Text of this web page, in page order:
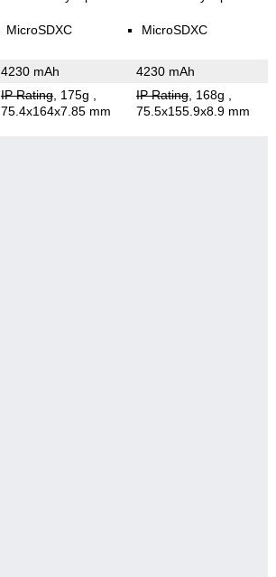
MicroSDXC MicroSDXC
4230 mAh 4230 mAh
IP Rating, 175g
75.4x164x7.85 mm
IP Rating, 168g
75.5x155.9x8.9 mm